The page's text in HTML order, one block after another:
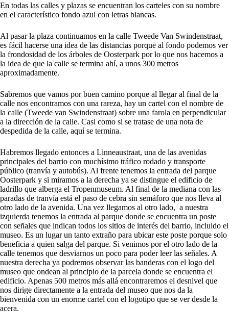
En todas las calles y plazas se encuentran los carteles con su nombre
en el característico fondo azul con letras blancas.
Al pasar la plaza continuamos en la calle Tweede Van Swindenstraat,
es fácil hacerse una idea de las distancias porque al fondo podemos ver
la frondosidad de los árboles de Oosterpark por lo que nos hacemos a
la idea de que la calle se termina ahí, a unos 300 metros
aproximadamente.
Sabremos que vamos por buen camino porque al llegar al final de la
calle nos encontramos con una rareza, hay un cartel con el nombre de
la calle (Tweede van Swindenstraat) sobre una farola en perpendicular
a la dirección de la calle. Casi como si se tratase de una nota de
despedida de la calle, aquí se termina.
Habremos llegado entonces a Linneaustraat, una de las avenidas
principales del barrio con muchísimo tráfico rodado y transporte
público (tranvía y autobús). Al frente tenemos la entrada del parque
Oosterpark y si miramos a la derecha ya se distingue el edificio de
ladrillo que alberga el Tropenmuseum. Al final de la mediana con las
paradas de tranvía está el paso de cebra sin semáforo que nos lleva al
otro lado de la avenida. Una vez llegamos al otro lado, a nuestra
izquierda tenemos la entrada al parque donde se encuentra un poste
con señales que indican todos los sitios de interés del barrio, incluido el
museo. Es un lugar un tanto extraño para ubicar este poste porque solo
beneficia a quien salga del parque. Si venimos por el otro lado de la
calle tenemos que desviarnos un poco para poder leer las señales. A
nuestra derecha ya podremos observar las banderas con el logo del
museo que ondean al principio de la parcela donde se encuentra el
edificio. Apenas 500 metros más allá encontraremos el desnivel que
nos dirige directamente a la entrada del museo que nos da la
bienvenida con un enorme cartel con el logotipo que se ver desde la
acera.